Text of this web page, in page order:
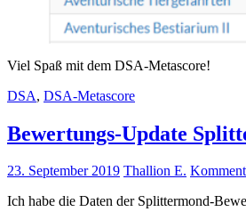
Viel Spaß mit dem DSA-Metascore!
DSA, DSA-Metascore
Bewertungs-Update
23. September 2019 Thallion E.
Ich habe die Daten der Splittermond-